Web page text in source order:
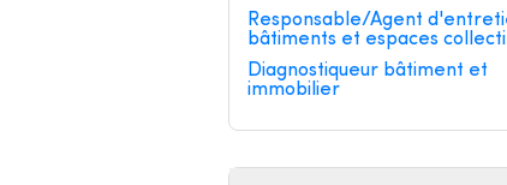
Responsable/Agent
bâtiments et espaces
Diagnostiqueur bâtiment et
immobilier